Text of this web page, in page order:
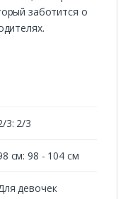
заботится о
3: 2/3
см: 98 - 104 см
девочек